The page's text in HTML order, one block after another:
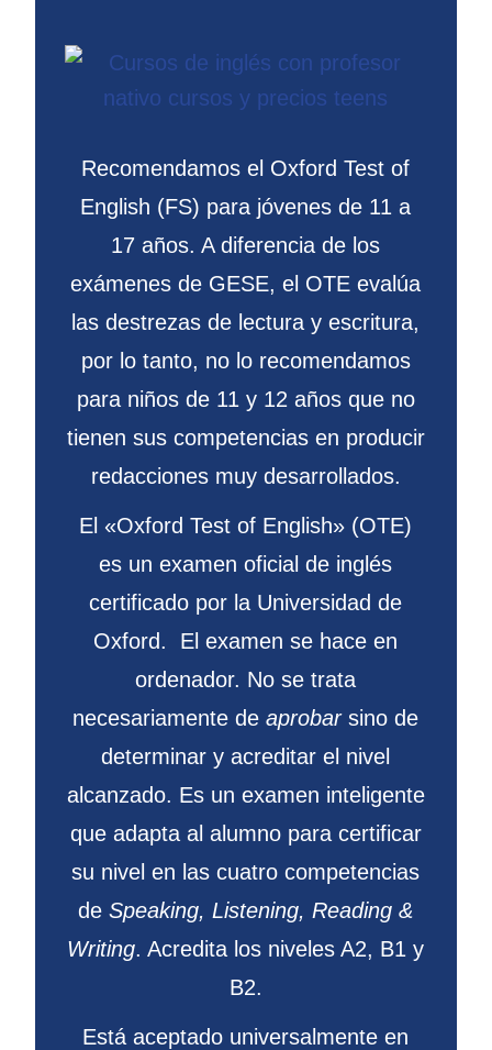
Recomendamos el Oxford Test of
English (FS) para jóvenes de 11 a
17 años. A diferencia de los
exámenes de GESE, el OTE evalúa
las destrezas de lectura y escritura,
por lo tanto, no lo recomendamos
para niños de 11 y 12 años que no
tienen sus competencias en producir
redacciones muy desarrollados.
El «Oxford Test of English» (OTE)
es un examen oficial de inglés
certificado por la Universidad de
Oxford. El examen se hace en
ordenador. No se trata
necesariamente deaprobarsino de
determinar y acreditar el nivel
alcanzado. Es un examen inteligente
que adapta al alumno para certificar
su nivel en las cuatro competencias
deSpeaking, Listening, Reading &
Writing. Acredita los niveles A2, B1 y
B2.
Está aceptado universalmente en